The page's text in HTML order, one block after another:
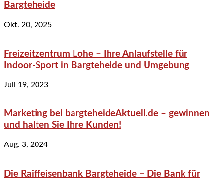
Bargteheide
Okt. 20, 2025
Freizeitzentrum Lohe – Ihre Anlaufstelle für
Indoor-Sport in Bargteheide und Umgebung
Juli 19, 2023
Marketing bei bargteheideAktuell.de – gewinnen
und halten Sie Ihre Kunden!
Aug. 3, 2024
Die Raiffeisenbank Bargteheide – Die Bank für